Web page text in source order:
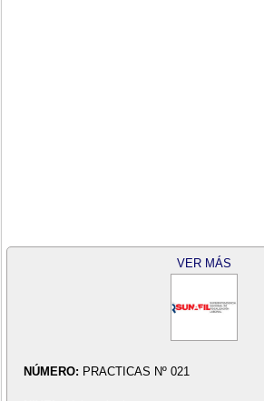
VER MÁS
NÚMERO: PRACTICAS Nº 021